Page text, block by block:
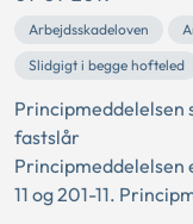
Arbejdsskadeloven
Slidgigt i begge hofteled
fastslår
Principmeddelelsen
11 og 201-11.